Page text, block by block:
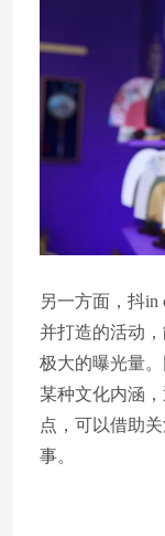
另一方面，抖in
并打造的活动
极大的曝光量
某种文化内涵
点，可以借助
事。